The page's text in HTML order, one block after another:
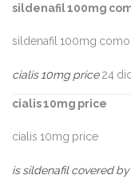
sildenafil 100mg
sildenafil 100mg
cialis 10mg price 24
cialis 10mg price
cialis 10mg price
is sildenafil covered